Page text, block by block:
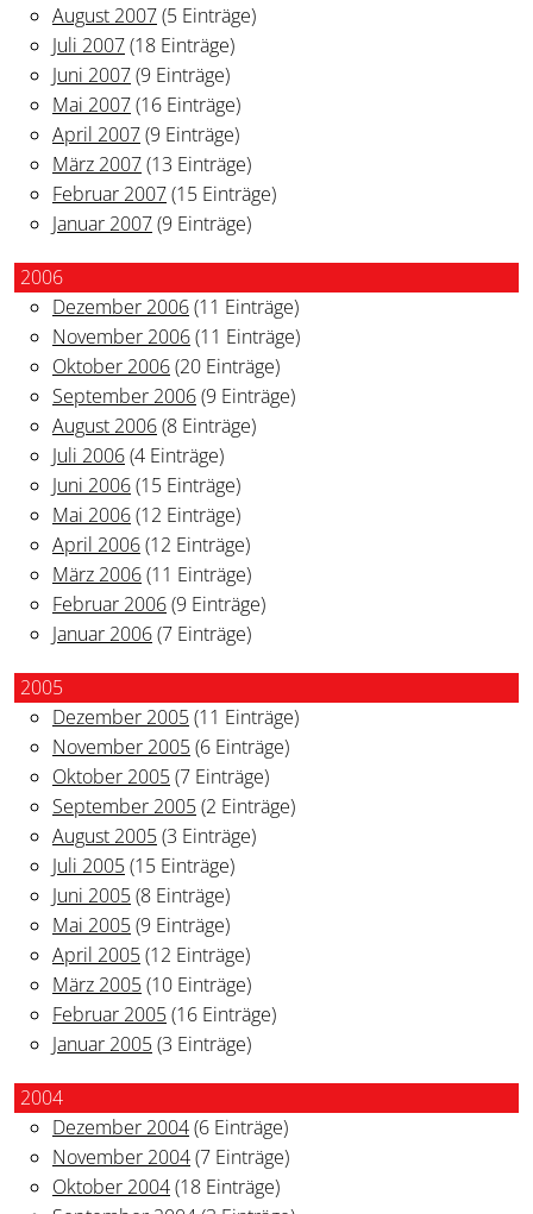
August 2007(5 Einträge)
Juli 2007(18 Einträge)
Juni 2007(9 Einträge)
Mai 2007(16 Einträge)
April 2007(9 Einträge)
März 2007(13 Einträge)
Februar 2007(15 Einträge)
Januar 2007(9 Einträge)
2006
Dezember 2006(11 Einträge)
November 2006(11 Einträge)
Oktober 2006(20 Einträge)
September 2006(9 Einträge)
August 2006(8 Einträge)
Juli 2006(4 Einträge)
Juni 2006(15 Einträge)
Mai 2006(12 Einträge)
April 2006(12 Einträge)
März 2006(11 Einträge)
Februar 2006(9 Einträge)
Januar 2006(7 Einträge)
2005
Dezember 2005(11 Einträge)
November 2005(6 Einträge)
Oktober 2005(7 Einträge)
September 2005(2 Einträge)
August 2005(3 Einträge)
Juli 2005(15 Einträge)
Juni 2005(8 Einträge)
Mai 2005(9 Einträge)
April 2005(12 Einträge)
März 2005(10 Einträge)
Februar 2005(16 Einträge)
Januar 2005(3 Einträge)
2004
Dezember 2004(6 Einträge)
November 2004(7 Einträge)
Oktober 2004(18 Einträge)